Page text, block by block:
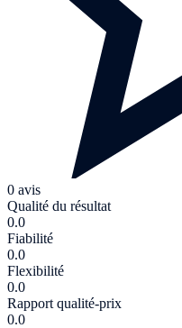
0 avis
Qualité du résultat
0.0
Fiabilité
0.0
Flexibilité
0.0
Rapport qualité-prix
0.0